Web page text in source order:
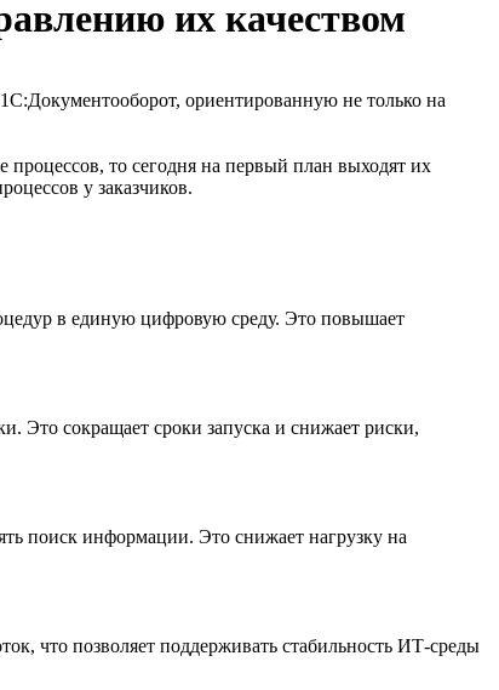
их качеством
ориентированную не только на
то сегодня на первый план выходят их
у заказчиков.
в единую цифровую среду. Это повышает
Это сокращает сроки запуска и снижает риски,
поиск информации. Это снижает нагрузку на
что позволяет поддерживать стабильность ИТ-среды